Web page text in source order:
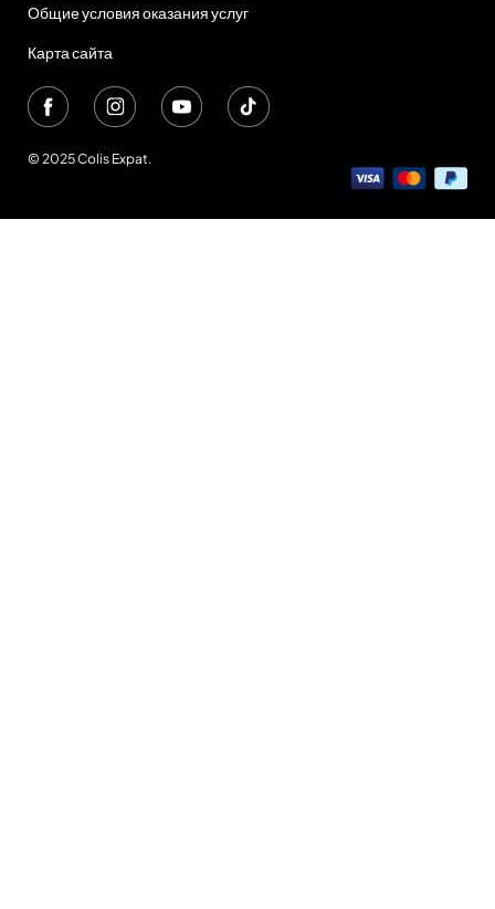
Общие условия оказания услуг
Карта сайта
© 2025 Colis Expat.